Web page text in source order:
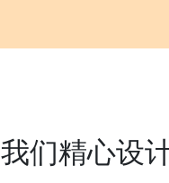
我们精心设